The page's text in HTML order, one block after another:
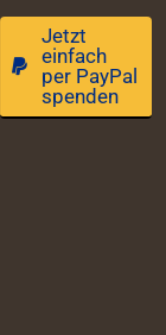
Jetzt
einfach
per PayPal
spenden